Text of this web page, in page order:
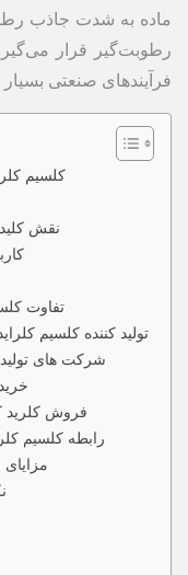
ماده به شدت جاذب
رطوبت‌گیر قرار
فرآیندهای صنعتی بسیار
کلسیم
نقش
تفاوت
تولید کننده کلسیم
شرکت های تولید
فروش کلرید
رابطه کلسیم